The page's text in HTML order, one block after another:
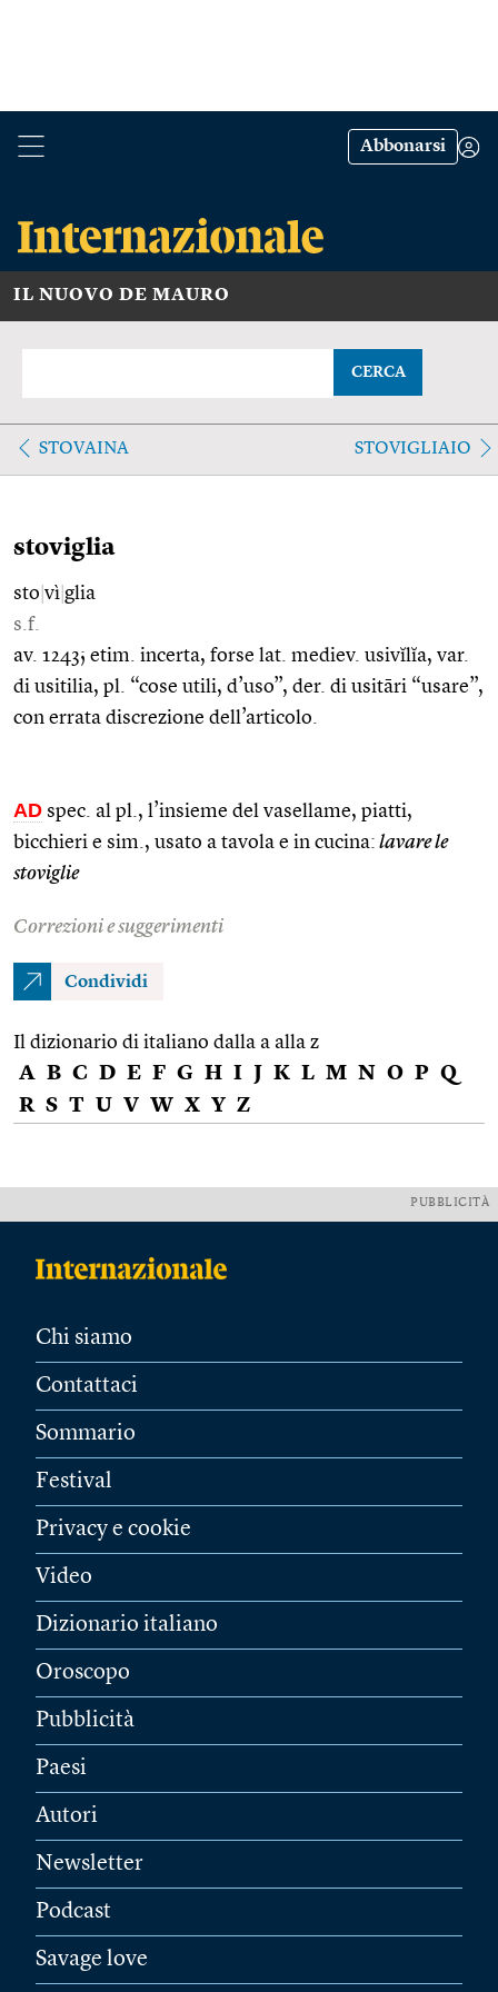
Abbonarsi
IL NUOVO DE MAURO
CERCA
STOVAINA STOVIGLIAIO
stoviglia
sto vì glia
s.f.
av. 1243; etim. incerta, forse lat. mediev. usivĭlĭa, var.
di usitilia, pl. “cose utili, d’uso”, der. di usitāri “usare”,
con errata discrezione dell’articolo.
AD spec. al pl., l’insieme del vasellame, piatti,
bicchieri e sim., usato a tavola e in cucina: lavare le
stoviglie
Correzioni e suggerimenti
Condividi
Il dizionario di italiano dalla a alla z
A B C D E F G H I J K L M N O P Q
R S T U V W X Y Z
PUBBLICITÀ
Chi siamo
Contattaci
Sommario
Festival
Privacy e cookie
Video
Dizionario italiano
Oroscopo
Pubblicità
Paesi
Autori
Newsletter
Podcast
Savage love